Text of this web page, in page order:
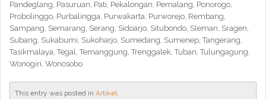
Pandeglang, Pasuruan, Pati, Pekalongan, Pemalang, Ponorogo,
Probolinggo, Purbalingga, Purwakarta, Purworejo, Rembang,
Sampang, Semarang, Serang, Sidoarjo, Situbondo, Sleman, Sragen,
Subang, Sukabumi, Sukoharjo, Sumedang, Sumenep, Tangerang,
Tasikmalaya, Tegal, Temanggung, Trenggalek, Tuban, Tulungagung,
Wonogiri, Wonosobo
This entry was posted in Artikel.